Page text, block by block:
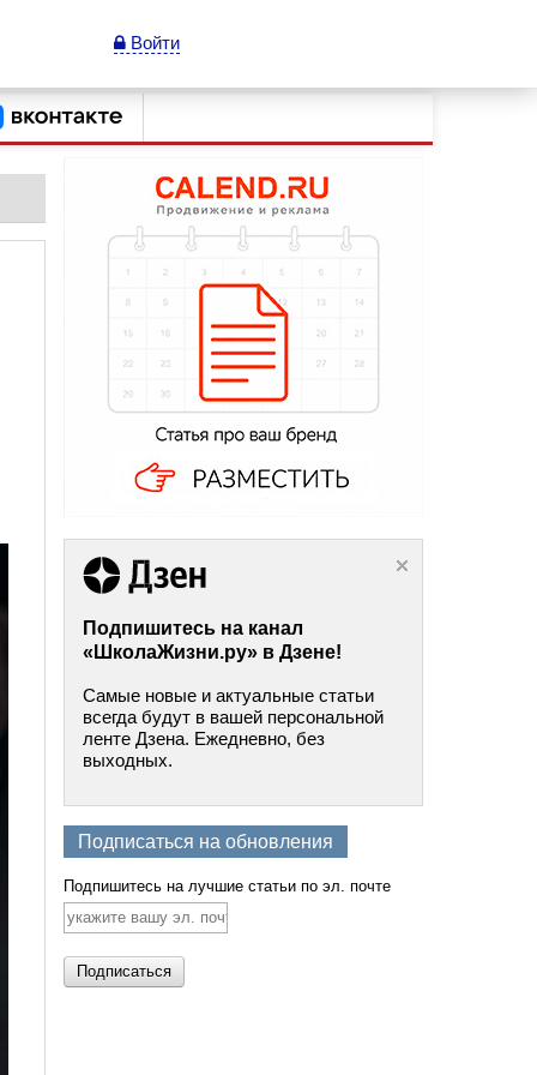
Войти
Подпишитесь на канал
«ШколаЖизни.ру» в Дзене!
Самые новые и актуальные статьи
всегда будут в вашей персональной
ленте Дзена. Ежедневно, без
выходных.
Подписаться на обновления
Подпишитесь на лучшие статьи по эл. почте